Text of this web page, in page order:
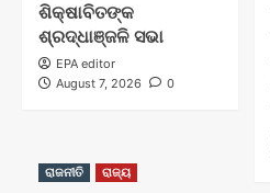
ଶିକ୍ଷାବିତଙ୍କ
ଶ୍ରଦ୍ଧାଞ୍ଜଳି ସଭା
EPA editor
August 7, 2026
0
ରାଜନୀତି
ରାଜ୍ୟ